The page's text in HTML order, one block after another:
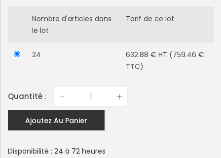
Nombre d'articles dans
le lot
Tarif de ce lot
24
632.88 € HT (759.46 €
TTC)
Quantité :
Ajoutez Au Panier
Disponibilité : 24 à 72 heures